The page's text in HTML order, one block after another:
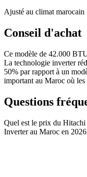
Ajusté au climat marocain
Conseil d'achat
Ce modèle de 42.000
La technologie inverter
50% par rapport à un
important au Maroc où
Questions
Quel est le prix du
Inverter au Maroc en